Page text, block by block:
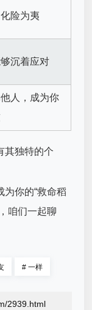
险为夷
沉着应对
人，成为你
其独特的个
你的“救命稻
咱们一起聊
# 一样
2939.html